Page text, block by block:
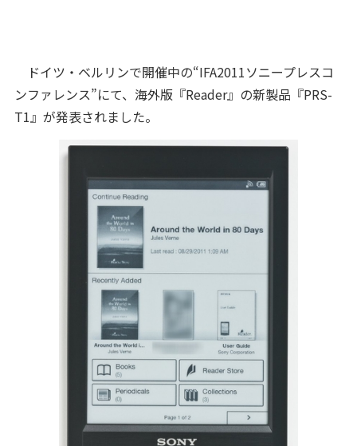
ドイツ・ベルリンで開催中の“IFA2011ソニープレスコ
ンファレンス”にて、海外版『Reader』の新製品『PRS-
T1』が発表されました。